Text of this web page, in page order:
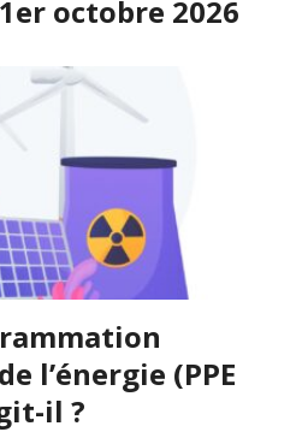
octobre 2026
l’énergie (PPE
il ?